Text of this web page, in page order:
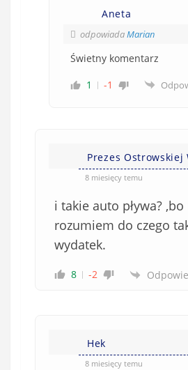
Aneta
odpowiadaMarian
Świetny komentarz
1
-1
Prezes Ostrowskiej
8 miesięcy temu
i takie auto pływa?
rozumiem do czego
wydatek.
8 -2
Hek
8 miesięcy temu